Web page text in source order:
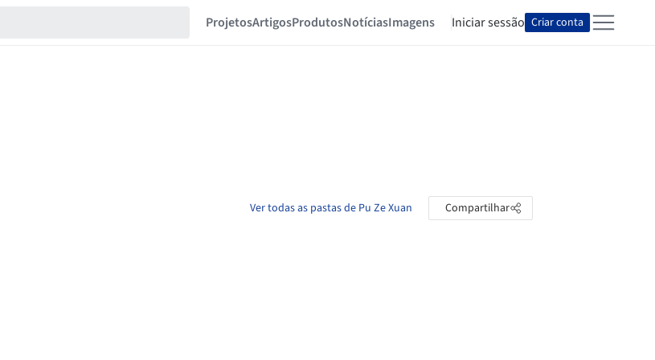
ProjetosArtigosProdutosNotíciasImagens Iniciar sessão Criar conta
Ver todas as pastas de Pu Ze Xuan Compartilhar